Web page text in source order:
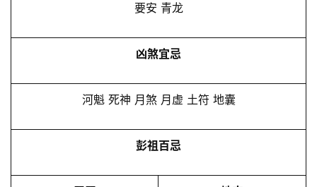
要安 青龙
凶煞宜忌
河魁 死神 月煞 月虚 土符 地囊
彭祖百忌